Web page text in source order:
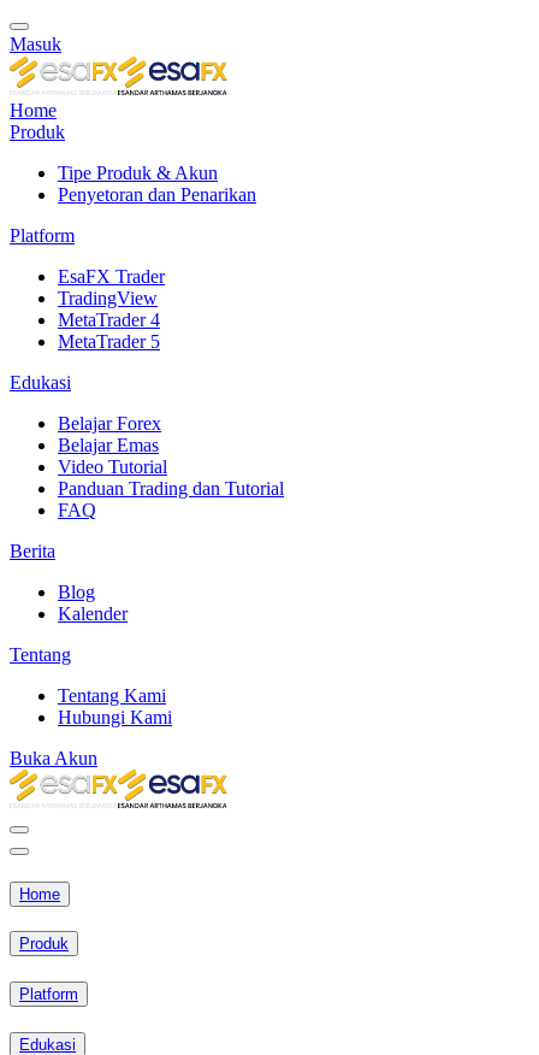
Masuk
Home
Produk
Tipe Produk & Akun
Penyetoran dan Penarikan
Platform
EsaFX Trader
TradingView
MetaTrader 4
MetaTrader 5
Edukasi
Belajar Forex
Belajar Emas
Video Tutorial
Panduan Trading dan Tutorial
FAQ
Berita
Blog
Kalender
Tentang
Tentang Kami
Hubungi Kami
Buka Akun
Home
Produk
Platform
Edukasi